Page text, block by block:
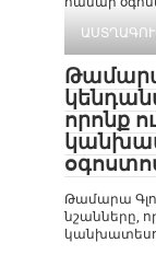
որոնք
Թամարա
նշանները,